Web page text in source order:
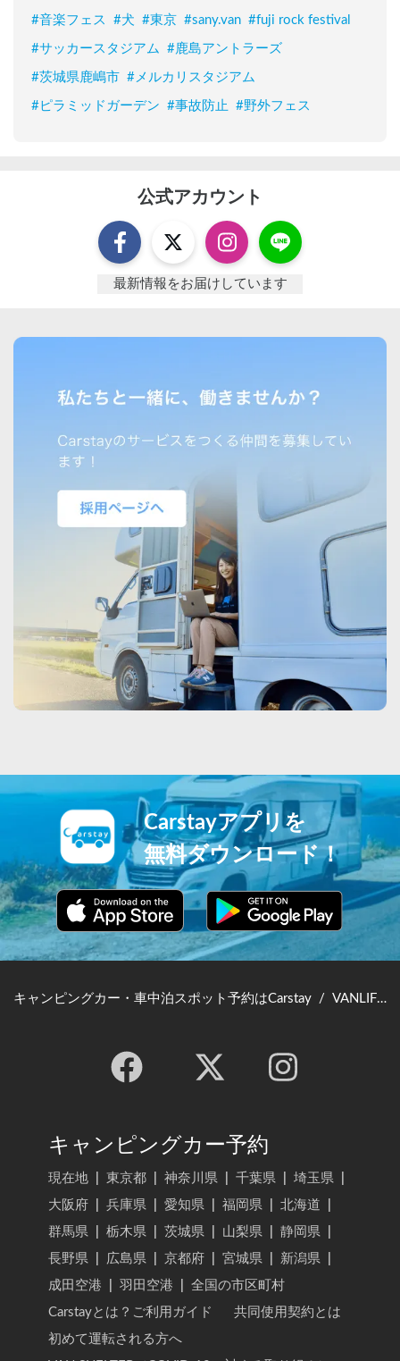
#音楽フェス #犬 #東京 #sany.van #fuji rock festival
#サッカースタジアム #鹿島アントラーズ
#茨城県鹿嶋市 #メルカリスタジアム
#ピラミッドガーデン #事故防止 #野外フェス
公式アカウント
最新情報をお届けしています
Carstayアプリを
無料ダウンロード！
キャンピングカー・車中泊スポット予約はCarstay / VANLIFE JAPAN TOP
キャンピングカー予約
現在地 東京都 神奈川県 千葉県 埼玉県
大阪府
兵庫県 愛知県 福岡県 北海道
群馬県
栃木県 茨城県 山梨県 静岡県
長野県
広島県 京都府 宮城県 新潟県
成田空港
羽田空港
全国の市区町村
Carstayとは？ご利用ガイド
共同使用契約とは
初めて運転される方へ